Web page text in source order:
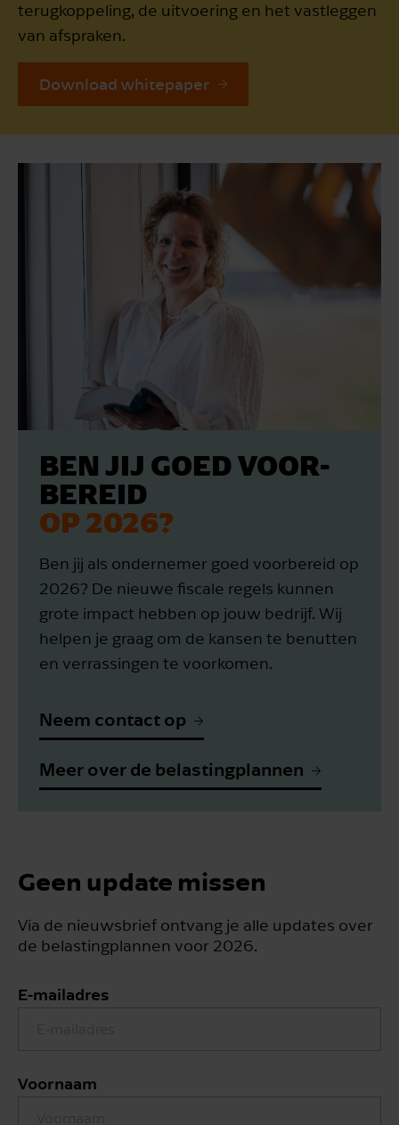
terugkoppeling, de uitvoering en het vastleggen
van afspraken.
Download whitepaper
BEN JIJ GOED VOOR­
BEREID
OP 2026?
Ben jij als ondernemer goed voorbereid op
2026? De nieuwe fiscale regels kunnen
grote impact hebben op jouw bedrijf. Wij
helpen je graag om de kansen te benutten
en verrassingen te voorkomen.
Neem contact op
Meer over de belastingplannen
Geen update missen
Via de nieuwsbrief ontvang je alle updates over
de belastingplannen voor 2026.
E-mailadres
Voornaam